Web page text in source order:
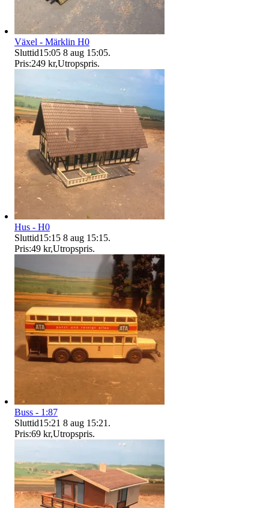
Växel - Märklin H0
Sluttid15:05 8 aug 15:05.
Pris:249 kr,Utropspris.
Hus - H0
Sluttid15:15 8 aug 15:15.
Pris:49 kr,Utropspris.
Buss - 1:87
Sluttid15:21 8 aug 15:21 .
Pris:69 kr,Utropspris.